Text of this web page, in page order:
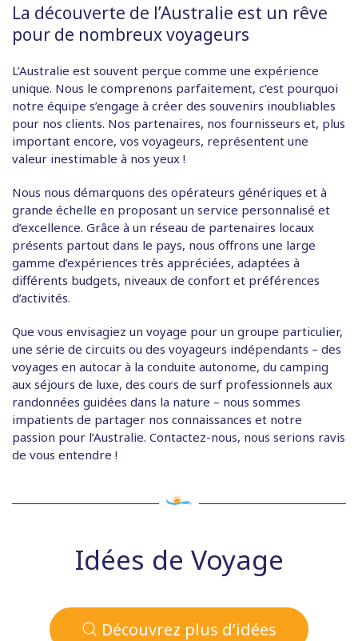
La découverte de l’Australie est un rêve
pour de nombreux voyageurs
L’Australie est souvent perçue comme une expérience
unique. Nous le comprenons parfaitement, c’est pourquoi
notre équipe s’engage à créer des souvenirs inoubliables
pour nos clients. Nos partenaires, nos fournisseurs et, plus
important encore, vos voyageurs, représentent une
valeur inestimable à nos yeux !
Nous nous démarquons des opérateurs génériques et à
grande échelle en proposant un service personnalisé et
d’excellence. Grâce à un réseau de partenaires locaux
présents partout dans le pays, nous offrons une large
gamme d’expériences très appréciées, adaptées à
différents budgets, niveaux de confort et préférences
d’activités.
Que vous envisagiez un voyage pour un groupe particulier,
une série de circuits ou des voyageurs indépendants – des
voyages en autocar à la conduite autonome, du camping
aux séjours de luxe, des cours de surf professionnels aux
randonnées guidées dans la nature – nous sommes
impatients de partager nos connaissances et notre
passion pour l’Australie. Contactez-nous, nous serions ravis
de vous entendre !
Idées de Voyage
Découvrez plus d’idées